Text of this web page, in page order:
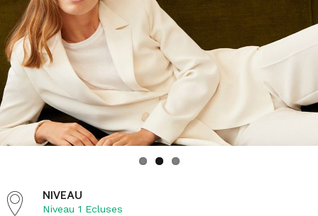
journée pour vous permettre de vous sentir à l’aise
dans des vêtements de haute qualité.
La marque s'adapte à toutes les coutumes et les
tendances, c'est pourquoi les collections sont
différentes selon les pays dans lesquels la marque est
implantée. C'est d’ailleurs un des éléments de sa
réussite.
NIVEAU
Niveau 1 Ecluses